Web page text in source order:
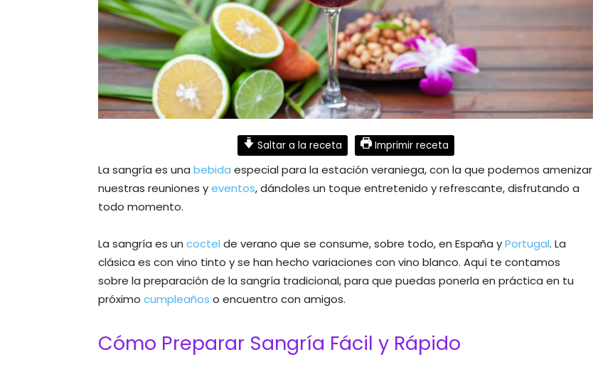
Saltar a la receta Imprimir receta
La sangría es una bebida especial para la estación veraniega, con la que podemos amenizar
nuestras reuniones yeventos, dándoles un toque entretenido y refrescante, disfrutando a
todo momento.
La sangría es un coctel de verano que se consume, sobre todo, en España yPortugal. La
clásica es con vino tinto y se han hecho variaciones con vino blanco. Aquí te contamos
sobre la preparación de la sangría tradicional, para que puedas ponerla en práctica en tu
próximo cumpleaños o encuentro con amigos.
Cómo Preparar Sangría Fácil y Rápido